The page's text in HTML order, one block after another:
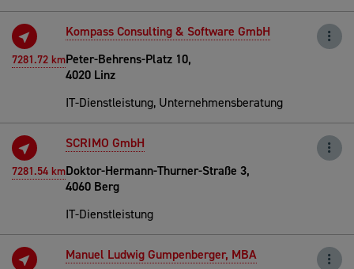
7281.72 km
Kompass Consulting & Software GmbH
Peter-Behrens-Platz 10,
4020 Linz
IT-Dienstleistung, Unternehmensberatung
7281.54 km
SCRIMO GmbH
Doktor-Hermann-Thurner-Straße 3,
4060 Berg
IT-Dienstleistung
Manuel Ludwig Gumpenberger, MBA